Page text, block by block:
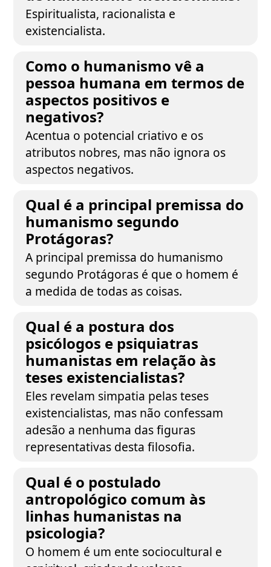
Espiritualista, racionalista e
existencialista.
Como o humanismo vê a
pessoa humana em termos de
aspectos positivos e
negativos?
Acentua o potencial criativo e os
atributos nobres, mas não ignora os
aspectos negativos.
Qual é a principal premissa do
humanismo segundo
Protágoras?
A principal premissa do humanismo
segundo Protágoras é que o homem é
a medida de todas as coisas.
Qual é a postura dos
psicólogos e psiquiatras
humanistas em relação às
teses existencialistas?
Eles revelam simpatia pelas teses
existencialistas, mas não confessam
adesão a nenhuma das figuras
representativas desta filosofia.
Qual é o postulado
antropológico comum às
linhas humanistas na
psicologia?
O homem é um ente sociocultural e